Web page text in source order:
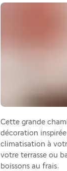
Cette grande
décoration
climatisation à
votre terrasse ou
boissons au frais.